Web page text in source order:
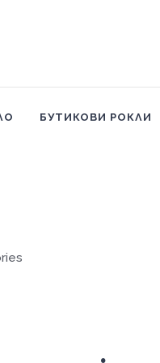
БУТИКОВИ РОКЛИ